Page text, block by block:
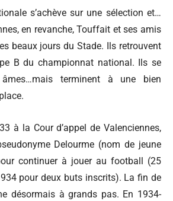
s’achève sur une sélection et…
en revanche, Touffait et ses amis
beaux jours du Stade. Ils retrouvent
B du championnat national. Ils se
terminent à une bien
à la Cour d’appel de Valenciennes,
Delourme (nom de jeune
continuer à jouer au football (25
pour deux buts inscrits). La fin de
désormais à grands pas. En 1934-